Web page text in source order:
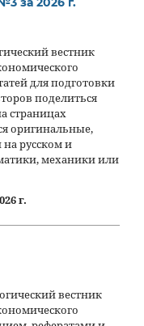
вестник
для подготовки
поделиться
страницах
оригинальные,
русском и
механики или
г.
вестник